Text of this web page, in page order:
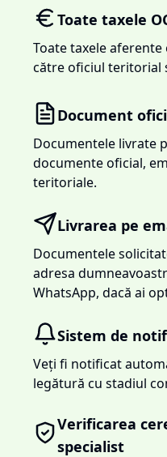
Toate taxele
Toate taxele
către oficiul teritorial
Document
Documentele livrate
documente oficial,
teritoriale.
Livrarea pe
Documentele
adresa
WhatsApp, dacă ai
Sistem de
Veți fi notificat
legătură cu stadiul
Verificarea
specialist